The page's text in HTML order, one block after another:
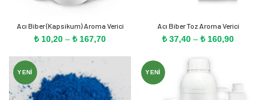
Acı Biber (Kapsikum) Aroma Verici
₺ 10,20 – ₺ 167,70Fiyat
₺ 167,70
Acı Biber Toz Aroma Verici
₺ 37,40 – ₺ 160,90Fiyat
YENI YENI